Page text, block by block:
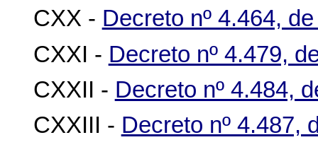
CXX - Decreto nº 4.464,
CXXI - Decreto nº 4.479,
CXXII - Decreto nº 4.484,
CXXIII - Decreto nº 4.487,